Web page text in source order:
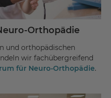
Orthopädie
und orthopädischen
wir fachübergreifend
für Neuro-Orthopädie.